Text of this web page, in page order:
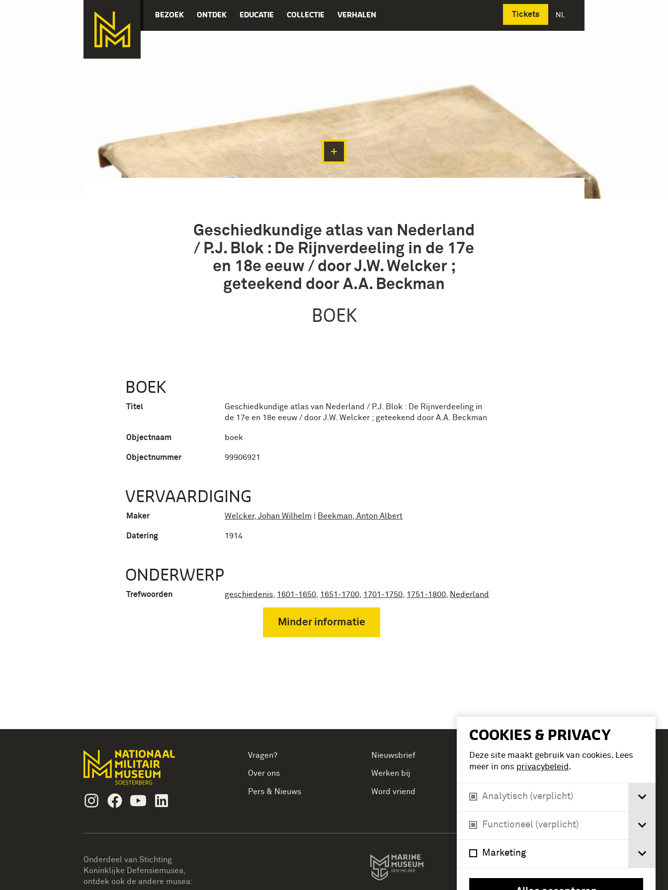
BEZOEK ONTDEK EDUCATIE COLLECTIE VERHALEN Tickets NL
Deutsch
COOKIES & PRIVACY
Deze site maakt gebruik van cookies. Lees
meer in ons privacybeleid.
Analytisch (verplicht)
Functioneel (verplicht)
Marketing
Geschiedkundige atlas van Nederland
/ P.J. Blok : De Rijnverdeeling in de 17e
en 18e eeuw / door J.W. Welcker ;
geteekend door A.A. Beckman
BOEK
BOEK
Titel
Geschiedkundige atlas van Nederland / P.J. Blok : De Rijnverdeeling in
de 17e en 18e eeuw / door J.W. Welcker ; geteekend door A.A. Beckman
Objectnaam boek
Objectnummer 99906921
VERVAARDIGING
Maker Welcker, Johan Wilhelm Beekman, Anton Albert
Datering 1914
ONDERWERP
Trefwoorden geschiedenis 1601-1650 1651-1700 1701-1750 1751-1800 Nederland
Minder informatie
InstagramFacebookYoutube
Vragen?
Over ons
Pers & Nieuws
Nieuwsbrief
Werken bij
Word vriend
Tickets
Verlengde Paltzerweg 1
Onderdeel van Stichting
Koninklijke Defensiemusea,
ontdek ook de andere musea: